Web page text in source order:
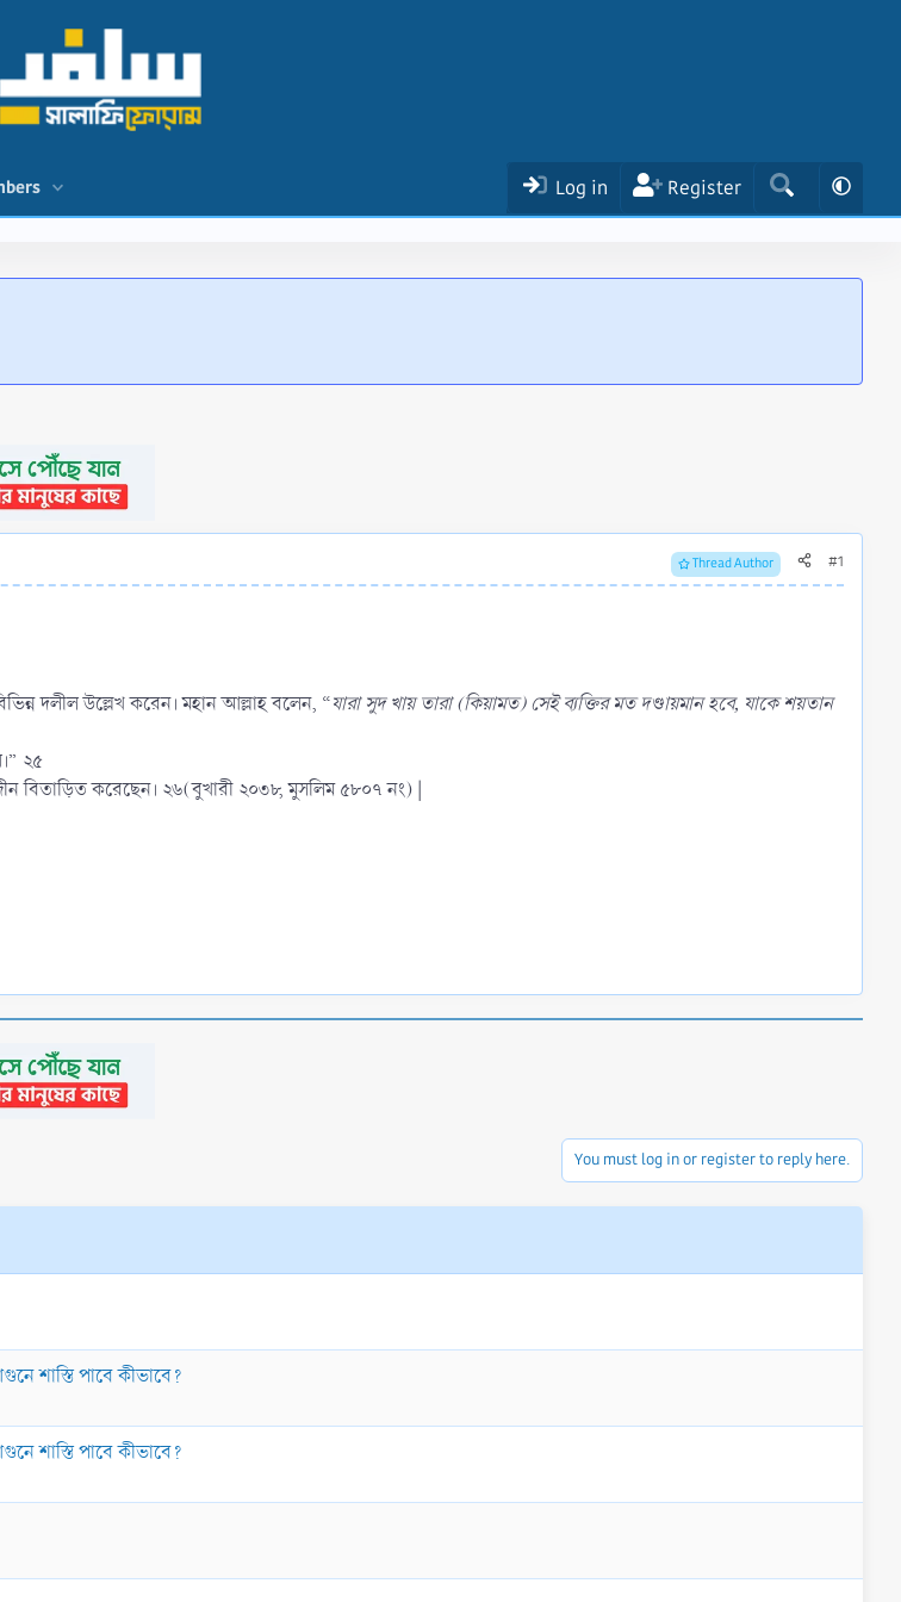
Log in Register
Thread Author #1
দলীল উল্লেখ করেন। মহান আল্লাহ বলেন, “যারা সুদ খায় তারা (কিয়ামত) সেই ব্যক্তির মত দণ্ডায়মান হবে, যাকে শয়তান
২৫
বিতাড়িত করেছেন। ২৬(বুখারী ২০৩৮, মুসলিম ৫৮০৭ নং) |
You must log in or register to reply here.
শাস্তি পাবে কীভাবে?
শাস্তি পাবে কীভাবে?